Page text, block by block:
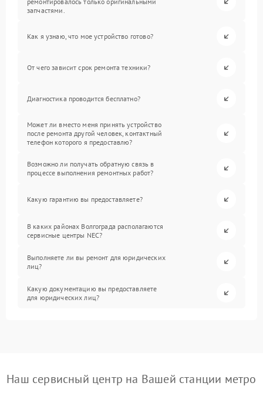
запчастями.
Как я узнаю, что мое устройство готово?
От чего зависит срок ремонта техники?
Диагностика проводится бесплатно?
Может ли вместо меня принять устройство
после ремонта другой человек, контактный
телефон которого я предоставлю?
Возможно ли получать обратную связь в
процессе выполнения ремонтных работ?
Какую гарантию вы предоставляете?
В каких районах Волгограда располагаются
сервисные центры NEC?
Выполняете ли вы ремонт для юридических
лиц?
Какую документацию вы предоставляете
для юридических лиц?
Наш сервисный центр на Вашей станции метро